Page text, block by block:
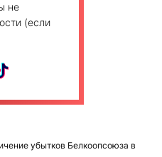
не
(если
убытков Белкоопсоюза в